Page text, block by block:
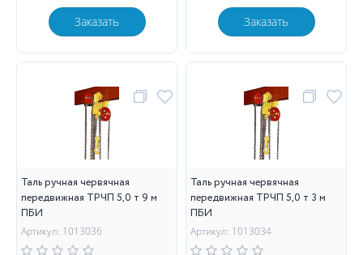
Заказать Заказать
Таль ручная червячная
передвижная ТРЧП 5,0 т 9 м
ПБИ
Артикул: 1013036
Таль ручная червячная
передвижная ТРЧП 5,0 т 3 м
ПБИ
Артикул: 1013034